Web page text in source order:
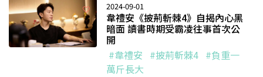
2024-09-01
韋禮安《披荊斬棘4》自揭內心黑
暗面 讀書時期受霸凌往事首次公
開
#韋禮安 #披荊斬棘4 #負重一
萬斤長大